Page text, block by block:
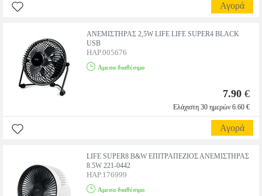
Αγορά
ΑΝΕΜΙΣΤΗΡΑΣ 2,5W LIFE LIFE SUPER4 BLACK
USB
HAP.005676
Αμεσα διαθέσιμο
7.90 €
Ελάχιστη 30 ημερών 6.60 €
Αγορά
LIFE SUPER8 B&W ΕΠΙΤΡΑΠΕΖΙΟΣ ΑΝΕΜΙΣΤΗΡΑΣ
8.5W 221-0442
HAP.176999
Αμεσα διαθέσιμο